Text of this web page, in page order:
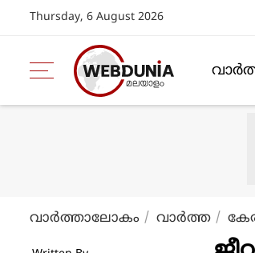
Thursday, 6 August 2026
വാര്‍ത്താലോകം വാര്‍ത്ത